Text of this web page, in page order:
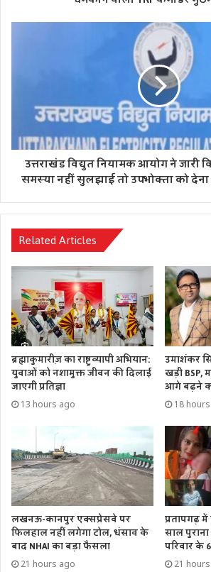
उत्तराखंड विद्युत नियामक आयोग ने जारी
समस्‍या नहीं सुलझाई तो उपभोक्‍ता को देना
Related Articles
ब्रह्माकुमारीज़ का राष्ट्रव्यापी अभियान:
युवाओं को नशामुक्त जीवन की दिलाई
जाएगी प्रतिज्ञा
13 hours ago
उमाशंकर
खड़ी BSP,
आगे बढ़ने
18
लखनऊ-कानपुर एक्सप्रेसवे पर
फिलहाल नहीं लगेगा टोल, धंसाव के
बाद NHAI का बड़ा फैसला
21 hours ago
प्रतापगढ़
साल
परिवार के
21